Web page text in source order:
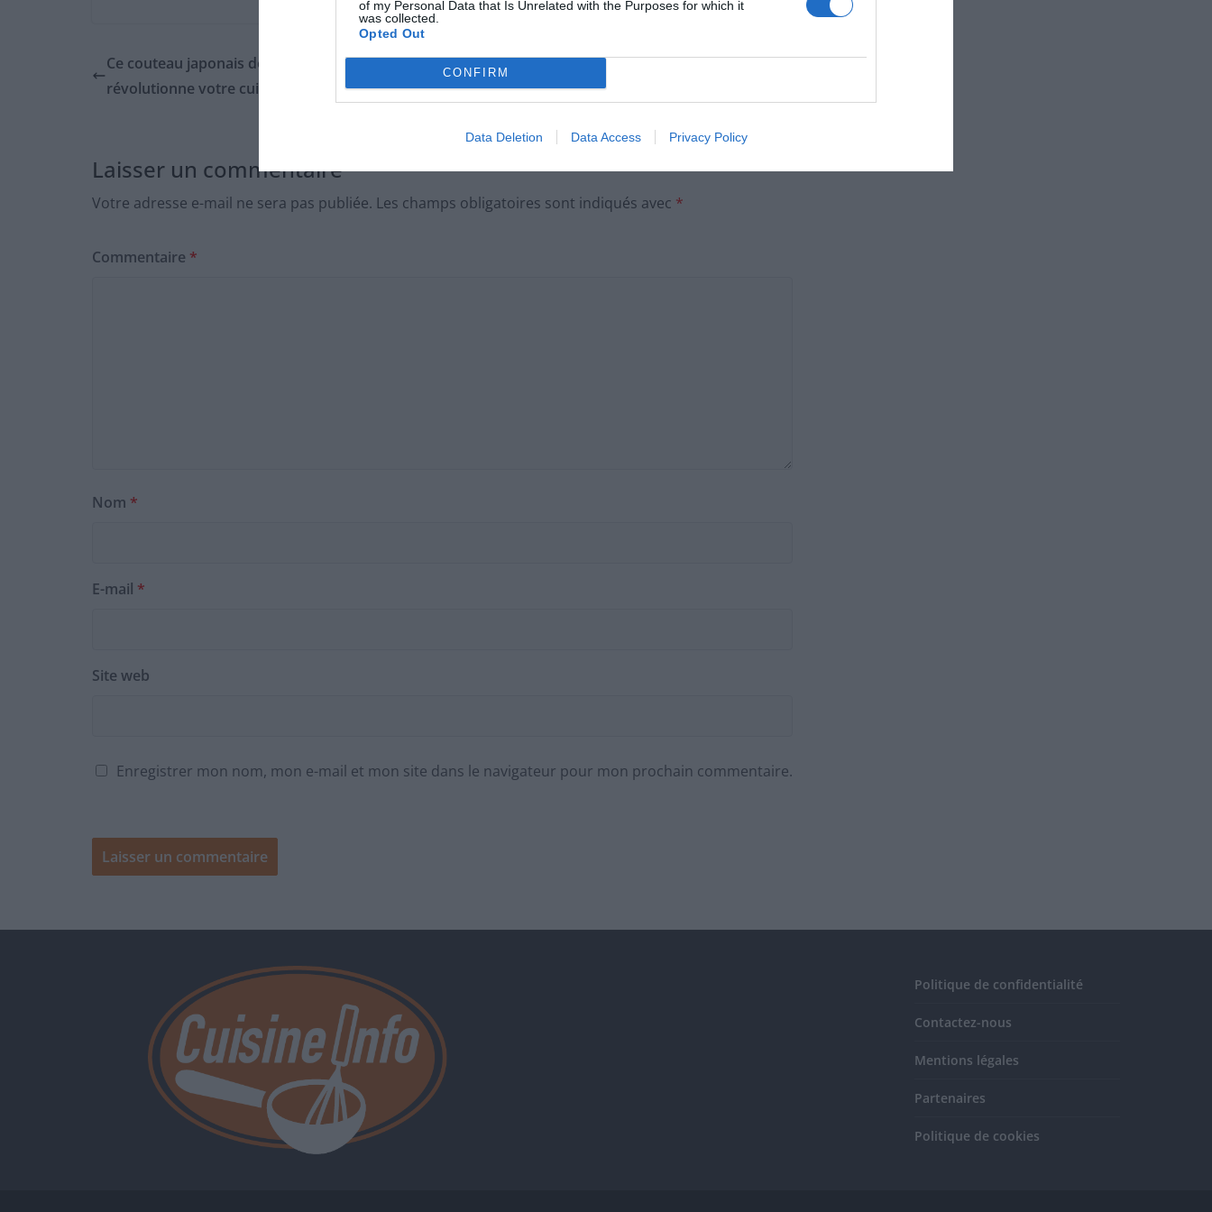
of my Personal Data that Is Unrelated with the Purposes for which it
was collected.
Opted Out
CONFIRM
Data Deletion Data Access Privacy Policy
Ce couteau japonais de chef à 6,99 € chez Lidl
révolutionne votre cuisine
Budget 2026 La TVA des restaurateurs en danger
Laisser un commentaire
Votre adresse e-mail ne sera pas publiée. Les champs obligatoires sont indiqués avec *
Commentaire *
Nom *
E-mail *
Site web
Enregistrer mon nom, mon e-mail et mon site dans le navigateur pour mon prochain commentaire.
Politique de confidentialité
Contactez-nous
Mentions légales
Partenaires
Politique de cookies